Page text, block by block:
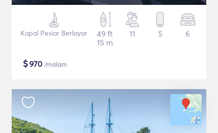
Kapal Pesiar Berlayar
49 ft
15 m
11 5 6
$970 /malam